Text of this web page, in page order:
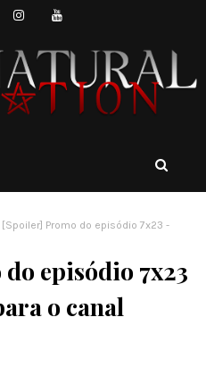
[Spoiler] Promo do episódio 7x23 -
episódio 7x23
o canal